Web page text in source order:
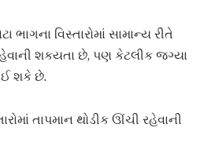
ભાગના વિસ્તારોમાં સામાન્ય રીતે
શકયતા છે, પણ કેટલીક જગ્યા
શકે છે.
તાપમાન થોડીક ઊંચી રહેવાની